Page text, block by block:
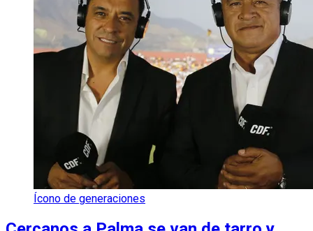
Ícono de generaciones